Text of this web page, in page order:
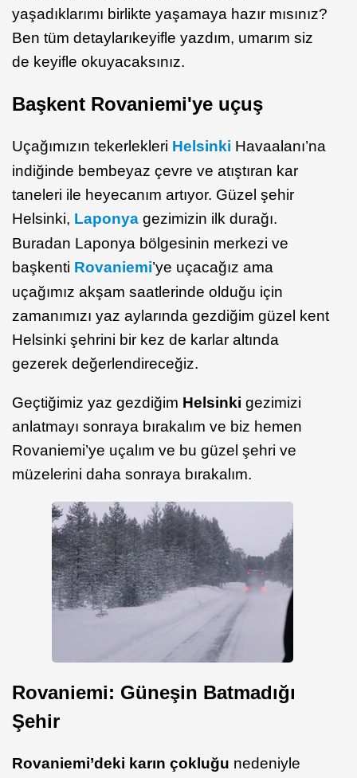
yaşadıklarımı birlikte yaşamaya hazır mısınız?
Ben tüm detaylarıkeyifle yazdım, umarım siz
de keyifle okuyacaksınız.
Başkent Rovaniemi'ye uçuş
Uçağımızın tekerlekleri Helsinki Havaalanı’na
indiğinde bembeyaz çevre ve atıştıran kar
taneleri ile heyecanım artıyor. Güzel şehir
Helsinki, Laponya gezimizin ilk durağı.
Buradan Laponya bölgesinin merkezi ve
başkenti Rovaniemi’ye uçacağız ama
uçağımız akşam saatlerinde olduğu için
zamanımızı yaz aylarında gezdiğim güzel kent
Helsinki şehrini bir kez de karlar altında
gezerek değerlendireceğiz.
Geçtiğimiz yaz gezdiğim Helsinki gezimizi
anlatmayı sonraya bırakalım ve biz hemen
Rovaniemi’ye uçalım ve bu güzel şehri ve
müzelerini daha sonraya bırakalım.
Rovaniemi: Güneşin Batmadığı
Şehir
Rovaniemi’deki karın çokluğu nedeniyle